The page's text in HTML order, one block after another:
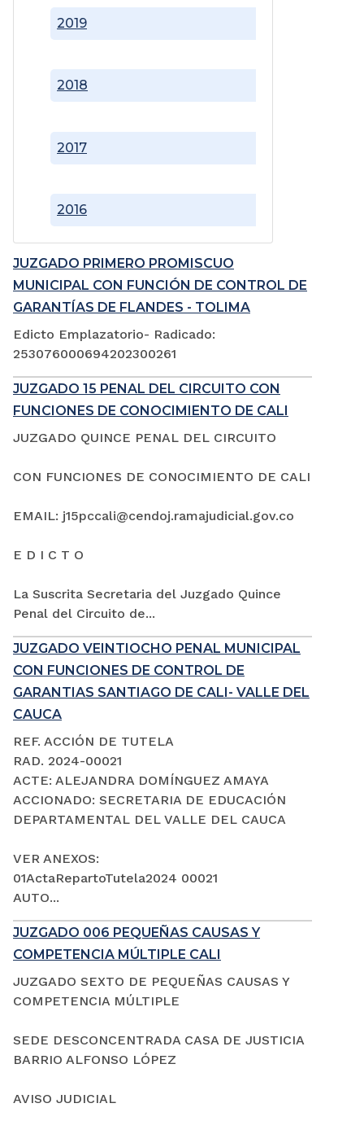
2016
2017
2018
2019
JUZGADO PRIMERO PROMISCUO
MUNICIPAL CON FUNCIÓN DE CONTROL DE
GARANTÍAS DE FLANDES - TOLIMA
Edicto Emplazatorio- Radicado:
253076000694202300261
JUZGADO 15 PENAL DEL CIRCUITO CON
FUNCIONES DE CONOCIMIENTO DE CALI
JUZGADO QUINCE PENAL DEL CIRCUITO
CON FUNCIONES DE CONOCIMIENTO DE CALI
EMAIL: j15pccali@cendoj.ramajudicial.gov.co
E D I C T O
La Suscrita Secretaria del Juzgado Quince
Penal del Circuito de...
JUZGADO VEINTIOCHO PENAL MUNICIPAL
CON FUNCIONES DE CONTROL DE
GARANTIAS SANTIAGO DE CALI- VALLE DEL
CAUCA
REF. ACCIÓN DE TUTELA
RAD. 2024-00021
ACTE: ALEJANDRA DOMÍNGUEZ AMAYA
ACCIONADO: SECRETARIA DE EDUCACIÓN
DEPARTAMENTAL DEL VALLE DEL CAUCA
VER ANEXOS:
01ActaRepartoTutela2024 00021
AUTO...
JUZGADO 006 PEQUEÑAS CAUSAS Y
COMPETENCIA MÚLTIPLE CALI
JUZGADO SEXTO DE PEQUEÑAS CAUSAS Y
COMPETENCIA MÚLTIPLE
SEDE DESCONCENTRADA CASA DE JUSTICIA
BARRIO ALFONSO LÓPEZ
AVISO JUDICIAL